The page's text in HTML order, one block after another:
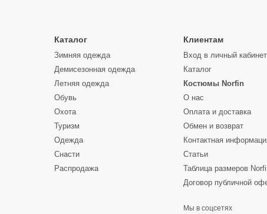
Каталог
Зимняя одежда
Демисезонная одежда
Летняя одежда
Обувь
Охота
Туризм
Одежда
Снасти
Распродажа
Клиентам
Вход в личный кабинет
Каталог
Костюмы Norfin
О нас
Оплата и доставка
Обмен и возврат
Контактная
Статьи
Таблица размеров
Договор публичной
Мы в соцсетях